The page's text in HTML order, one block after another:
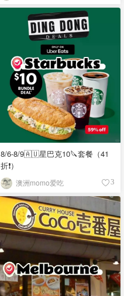
8/6-8/9🇦🇺星巴克10🔪套餐（41
折❗）
澳洲momo爱吃 3